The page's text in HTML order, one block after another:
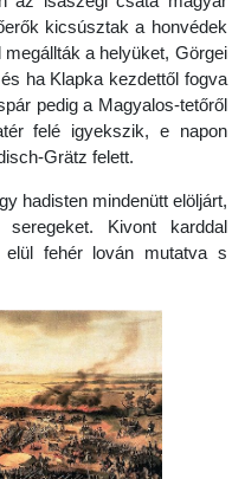
kicsúsztak a honvédek
a helyüket, Görgei
ha Klapka kezdettől fogva
pedig a Magyalos-tetőről
felé igyekszik, e napon
Grätz felett.
hadisten mindenütt elöljárt,
Kivont karddal
fehér lován mutatva s